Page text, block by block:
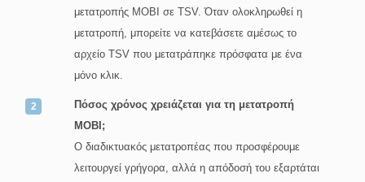
μετατροπής MOBI σε TSV. Όταν ολοκληρωθεί η
μετατροπή, μπορείτε να κατεβάσετε αμέσως το
αρχείο TSV που μετατράπηκε πρόσφατα με ένα
μόνο κλικ.
Πόσος χρόνος χρειάζεται για τη μετατροπή
MOBI;
Ο διαδικτυακός μετατροπέας που προσφέρουμε
λειτουργεί γρήγορα, αλλά η απόδοσή του εξαρτάται